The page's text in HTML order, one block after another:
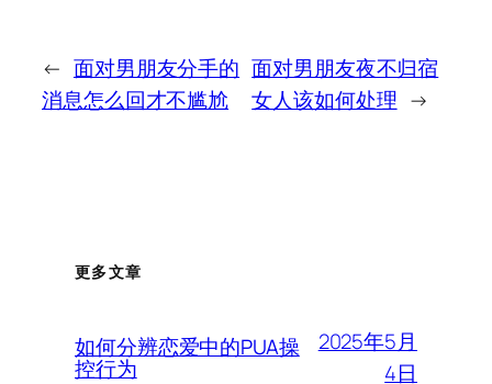
← 面对男朋友分手的
消息怎么回才不尴尬
面对男朋友夜不归宿
女人该如何处理 →
更多文章
如何分辨恋爱中的PUA操
控行为
2025年5月
4日